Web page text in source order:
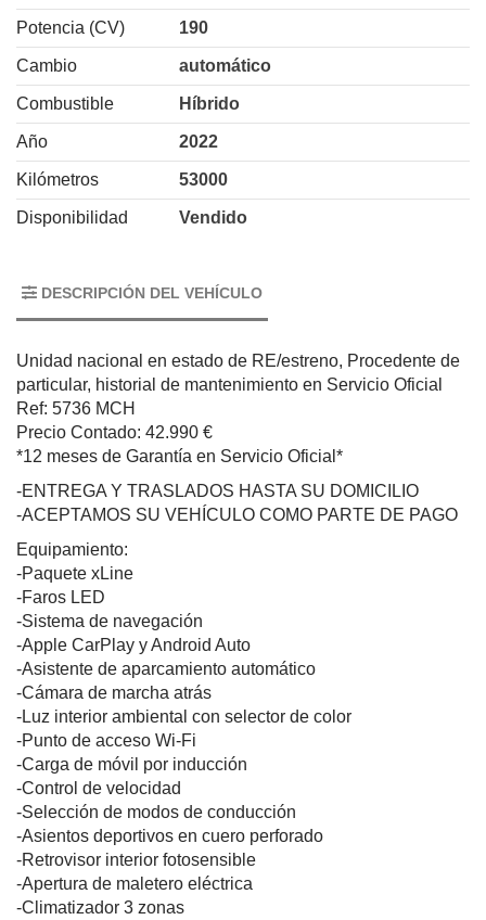
Potencia (CV) 190
Cambio automático
Combustible Híbrido
Año 2022
Kilómetros 53000
Disponibilidad Vendido
DESCRIPCIÓN DEL VEHÍCULO
Unidad nacional en estado de RE/estreno, Procedente de
particular, historial de mantenimiento en Servicio Oficial
Ref: 5736 MCH
Precio Contado: 42.990 €
*12 meses de Garantía en Servicio Oficial*
-ENTREGA Y TRASLADOS HASTA SU DOMICILIO
-ACEPTAMOS SU VEHÍCULO COMO PARTE DE PAGO
Equipamiento:
-Paquete xLine
-Faros LED
-Sistema de navegación
-Apple CarPlay y Android Auto
-Asistente de aparcamiento automático
-Cámara de marcha atrás
-Luz interior ambiental con selector de color
-Punto de acceso Wi-Fi
-Carga de móvil por inducción
-Control de velocidad
-Selección de modos de conducción
-Asientos deportivos en cuero perforado
-Retrovisor interior fotosensible
-Apertura de maletero eléctrica
-Climatizador 3 zonas